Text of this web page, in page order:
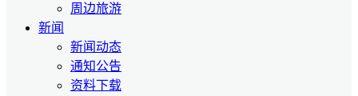
周边旅游
新闻
新闻动态
通知公告
资料下载